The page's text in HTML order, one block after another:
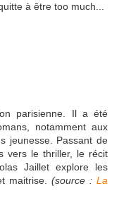
à être too much...
parisienne. Il a été
notamment aux
jeunesse. Passant de
vers le thriller, le récit
Jaillet explore les
maitrise. (source : La